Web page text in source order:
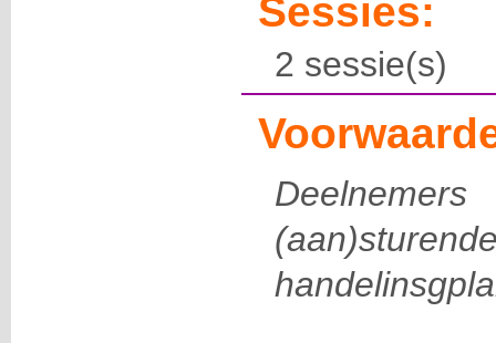
Sessies:
2 sessie(s)